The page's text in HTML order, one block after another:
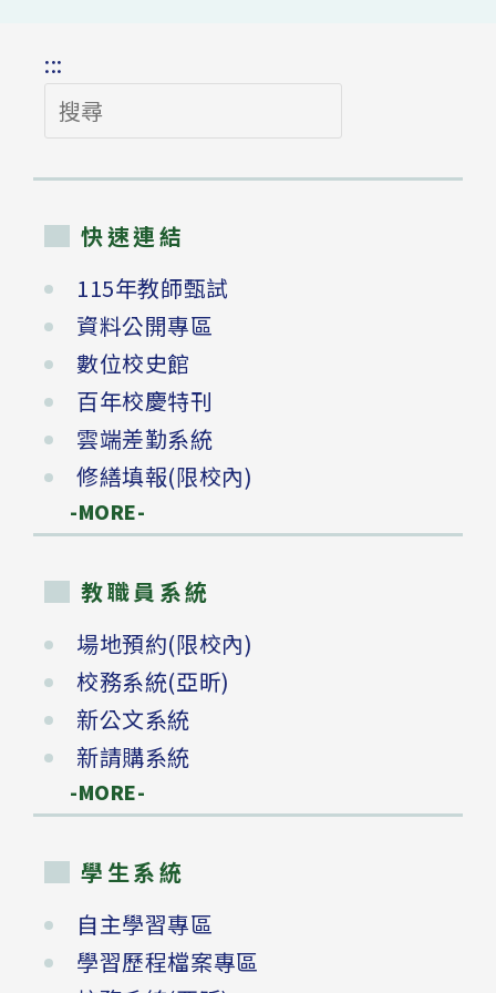
:::
搜
尋
快速連結
115年教師甄試
資料公開專區
數位校史館
百年校慶特刊
雲端差勤系統
修繕填報(限校內)
-MORE-
教職員系統
場地預約(限校內)
校務系統(亞昕)
新公文系統
新請購系統
-MORE-
學生系統
自主學習專區
學習歷程檔案專區